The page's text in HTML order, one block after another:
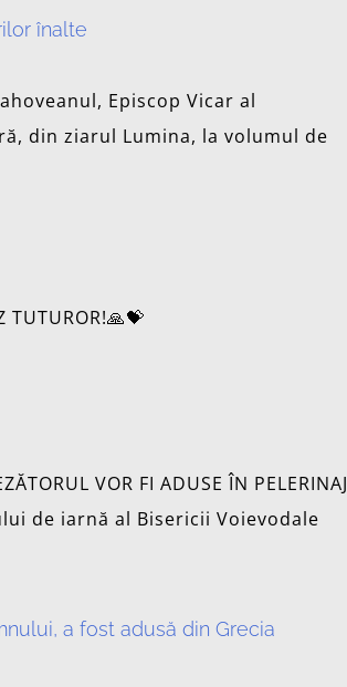
înalte
Episcop Vicar al
din ziarul Lumina, la volumul de
TUTUROR!🙏💝
VOR FI ADUSE ÎN PELERINAJ
de iarnă al Bisericii Voievodale
a fost adusă din Grecia